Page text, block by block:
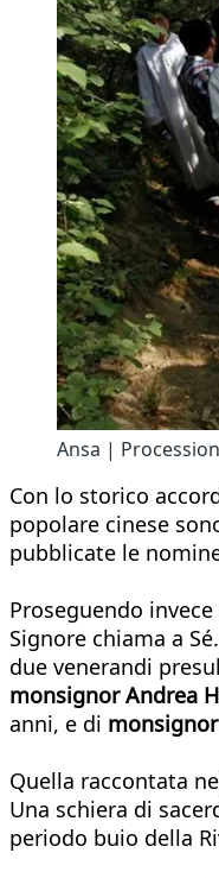
Ansa |
Con lo storico
popolare cinese
pubblicate le
Proseguendo
Signore chiama a
due venerandi
monsignor Andrea
anni, e di
Quella raccontata
Una schiera di
periodo buio della